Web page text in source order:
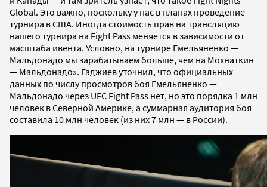
Global. Это важно, поскольку у нас в планах проведение
турнира в США. Иногда стоимость прав на трансляцию
нашего турнира на Fight Pass меняется в зависимости от
масштаба ивента. Условно, на турнире Емельяненко —
Мальдонадо мы зарабатываем больше, чем на Мохнаткин
— Мальдонадо». Гаджиев уточнил, что официальных
данных по числу просмотров боя Емельяненко —
Мальдонадо через UFC Fight Pass нет, но это порядка 1 млн
человек в Северной Америке, а суммарная аудитория боя
составила 10 млн человек (из них 7 млн — в России).